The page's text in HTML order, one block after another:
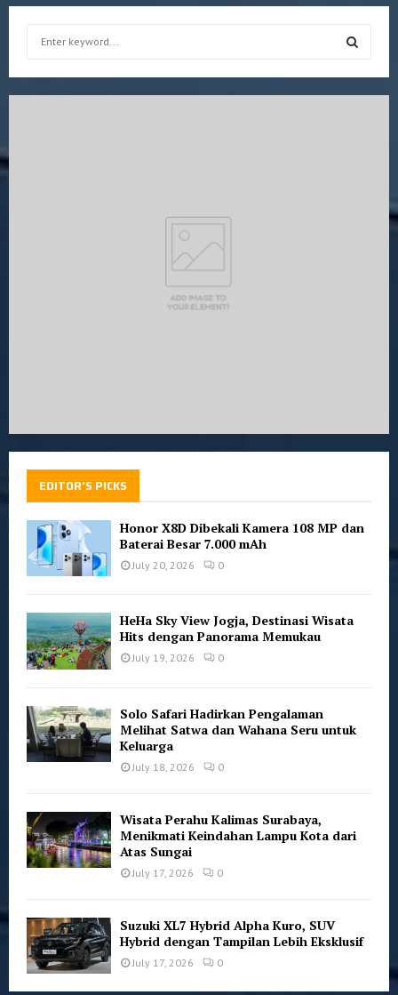
S
EDITOR'S PICKS
Honor X8D Dibekali Kamera 108 MP dan
Baterai Besar 7.000 mAh
July 20, 2026 0
HeHa Sky View Jogja, Destinasi Wisata
Hits dengan Panorama Memukau
July 19, 2026 0
Solo Safari Hadirkan Pengalaman
Melihat Satwa dan Wahana Seru untuk
Keluarga
July 18, 2026 0
Wisata Perahu Kalimas Surabaya,
Menikmati Keindahan Lampu Kota dari
Atas Sungai
July 17, 2026 0
Suzuki XL7 Hybrid Alpha Kuro, SUV
Hybrid dengan Tampilan Lebih Eksklusif
July 17, 2026 0